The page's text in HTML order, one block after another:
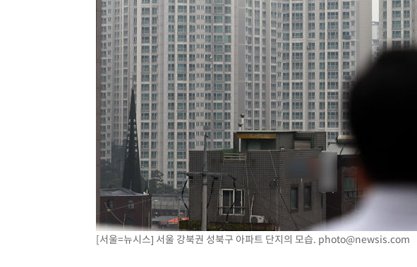
[서울=뉴시스] 서울 강북권 성북구 아파트 단지의 모습. photo@newsis.com